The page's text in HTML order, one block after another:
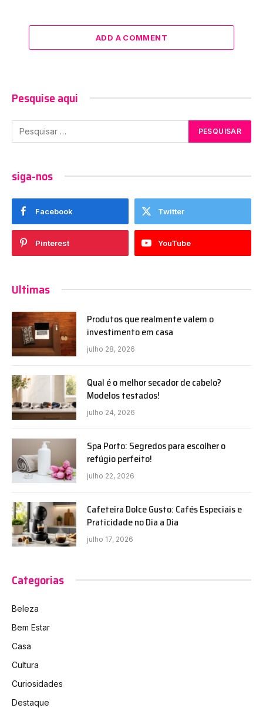
ADD A COMMENT
Pesquise aqui
siga-nos
Facebook Twitter
Pinterest YouTube
Ultimas
Produtos que realmente valem o
investimento em casa
julho 28, 2026
Qual é o melhor secador de cabelo?
Modelos testados!
julho 24, 2026
Spa Porto: Segredos para escolher o
refúgio perfeito!
julho 22, 2026
Cafeteira Dolce Gusto: Cafés Especiais e
Praticidade no Dia a Dia
julho 17, 2026
Categorias
Beleza
Bem Estar
Casa
Cultura
Curiosidades
Destaque